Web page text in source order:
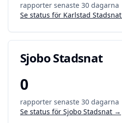
rapporter senaste 30 dagarna
Se status för Karlstad Stadsnat
Sjobo Stadsnat
0
rapporter senaste 30 dagarna
Se status för Sjobo Stadsnat →